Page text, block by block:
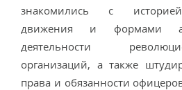
знакомились с
движения и формами
деятельности
организаций, а также
права и обязанности